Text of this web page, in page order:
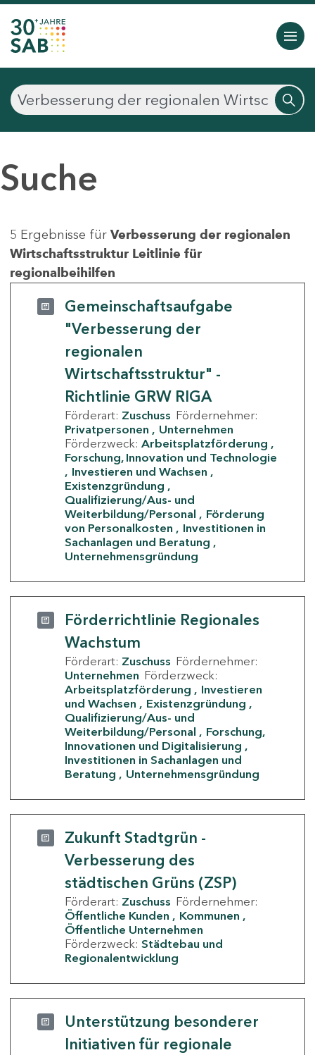
Suche
5 Ergebnisse für Verbesserung der regionalen
Wirtschaftsstruktur Leitlinie für
regionalbeihilfen
Gemeinschaftsaufgabe
"Verbesserung der
regionalen
Wirtschaftsstruktur" -
Richtlinie GRW RIGA
Förderart: Zuschuss Fördernehmer:
Privatpersonen
Unternehmen
Förderzweck: Arbeitsplatzförderung
Forschung, Innovation und Technologie
Investieren und Wachsen
Existenzgründung
Qualifizierung/Aus- und
Weiterbildung/Personal
Förderung
von Personalkosten
Investitionen in
Sachanlagen und Beratung
Unternehmensgründung
Förderrichtlinie Regionales
Wachstum
Förderart: Zuschuss Fördernehmer:
Unternehmen Förderzweck:
Arbeitsplatzförderung
Investieren
und Wachsen
Existenzgründung
Qualifizierung/Aus- und
Weiterbildung/Personal
Forschung,
Innovationen und Digitalisierung
Investitionen in Sachanlagen und
Beratung
Unternehmensgründung
Zukunft Stadtgrün -
Verbesserung des
städtischen Grüns (ZSP)
Förderart: Zuschuss Fördernehmer:
Öffentliche Kunden
Kommunen
Öffentliche Unternehmen
Förderzweck: Städtebau und
Regionalentwicklung
Unterstützung besonderer
Initiativen für regionale